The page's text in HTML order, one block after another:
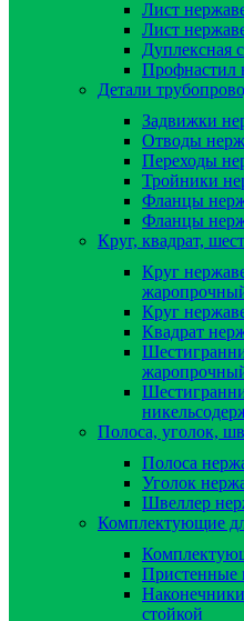
Лист
Лист
Дуплексная
Профнастил
Детали
Задвижки
Отводы
Переходы
Тройники
Фланцы
Фланцы
Круг, квадрат,
Круг
Круг
Квадрат
Полоса, уголок,
Полоса
Уголок
Швеллер
Комплектующие
Пристенные
стойкой